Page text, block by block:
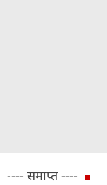
---- समाप्त ----